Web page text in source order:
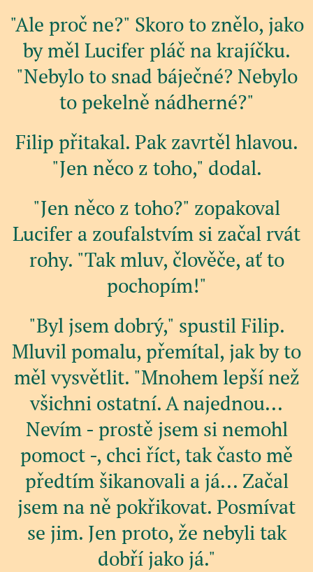
"Ale proč ne?" Skoro to znělo, jako
by měl Lucifer pláč na krajíčku.
"Nebylo to snad báječné? Nebylo
to pekelně nádherné?"
Filip přitakal. Pak zavrtěl hlavou.
"Jen něco z toho," dodal.
"Jen něco z toho?" zopakoval
Lucifer a zoufalstvím si začal rvát
rohy. "Tak mluv, člověče, ať to
pochopím!"
"Byl jsem dobrý," spustil Filip.
Mluvil pomalu, přemítal, jak by to
měl vysvětlit. "Mnohem lepší než
všichni ostatní. A najednou...
Nevím - prostě jsem si nemohl
pomoct -, chci říct, tak často mě
předtím šikanovali a já... Začal
jsem na ně pokřikovat. Posmívat
se jim. Jen proto, že nebyli tak
dobří jako já."